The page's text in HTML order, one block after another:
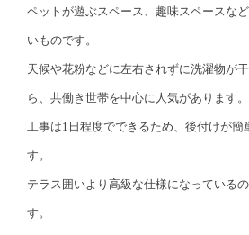
ペットが遊ぶスペース、趣味スペースな
いものです。
天候や花粉などに左右されずに洗濯物が
ら、共働き世帯を中心に人気があります。
工事は1日程度でできるため、後付けが簡
す。
テラス囲いより高級な仕様になっている
す。